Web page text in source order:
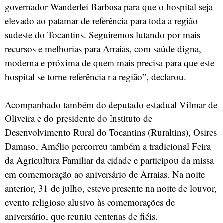
governador Wanderlei Barbosa para que o hospital seja
elevado ao patamar de referência para toda a região
sudeste do Tocantins. Seguiremos lutando por mais
recursos e melhorias para Arraias, com saúde digna,
moderna e próxima de quem mais precisa para que este
hospital se torne referência na região”, declarou.
Acompanhado também do deputado estadual Vilmar de
Oliveira e do presidente do Instituto de
Desenvolvimento Rural do Tocantins (Ruraltins), Osires
Damaso, Amélio percorreu também a tradicional Feira
da Agricultura Familiar da cidade e participou da missa
em comemoração ao aniversário de Arraias. Na noite
anterior, 31 de julho, esteve presente na noite de louvor,
evento religioso alusivo às comemorações de
aniversário, que reuniu centenas de fiéis.